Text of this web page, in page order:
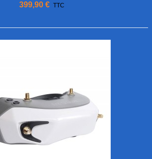
399,90 € TTC